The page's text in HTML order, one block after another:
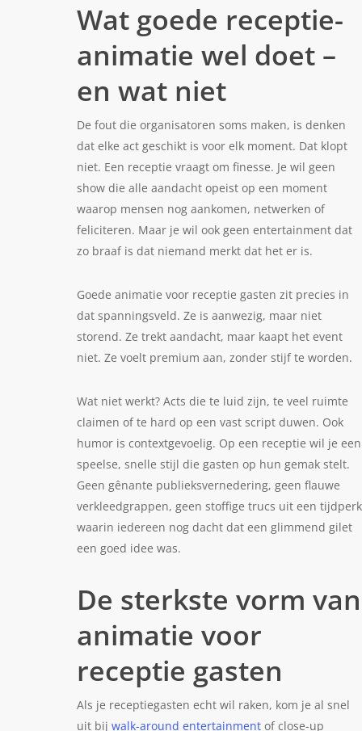
Wat goede receptie-
animatie wel doet –
en wat niet
De fout die organisatoren soms maken, is denken
dat elke act geschikt is voor elk moment. Dat klopt
niet. Een receptie vraagt om finesse. Je wil geen
show die alle aandacht opeist op een moment
waarop mensen nog aankomen, netwerken of
feliciteren. Maar je wil ook geen entertainment dat
zo braaf is dat niemand merkt dat het er is.
Goede animatie voor receptie gasten zit precies in
dat spanningsveld. Ze is aanwezig, maar niet
storend. Ze trekt aandacht, maar kaapt het event
niet. Ze voelt premium aan, zonder stijf te worden.
Wat niet werkt? Acts die te luid zijn, te veel ruimte
claimen of te hard op een vast script duwen. Ook
humor is contextgevoelig. Op een receptie wil je een
speelse, snelle stijl die gasten op hun gemak stelt.
Geen gênante publieksvernedering, geen flauwe
verkleedgrappen, geen stoffige trucs uit een tijdperk
waarin iedereen nog dacht dat een glimmend gilet
een goed idee was.
De sterkste vorm van
animatie voor
receptie gasten
Als je receptiegasten echt wil raken, kom je al snel
uit bij walk-around entertainment of close-up